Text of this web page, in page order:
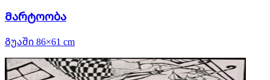
Მარტოობა
Გუაში 86×61 cm